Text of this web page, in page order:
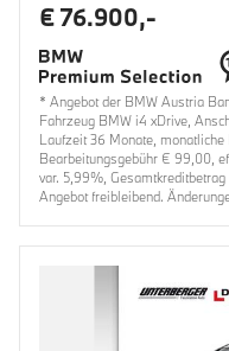
€ 76.900,-
* Angebot der BMW Austria
Fahrzeug BMW i4 xDrive,
Laufzeit 36 Monate,
Bearbeitungsgebühr € 99,00,
var. 5,99%,
Angebot freibleibend.